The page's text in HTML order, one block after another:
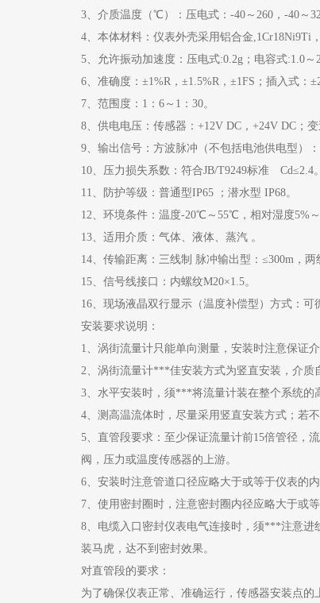
3、介质温度（℃）：压电式：-40～260，-40～
4、本体材料：仪表外壳采用铝合金,1Cr18Ni9Ti
5、允许振动加速度：压电式:0.2g；电容式:1.0～
6、准确度：±1%R，±1.5%R，±1FS；插入式：
7、范围度：1：6～1：30。
8、供电电压：传感器：+12V DC，+24V DC；
9、输出信号：方波脉冲（不包括电池供电型）
10、压力损失系数：符合JB/T9249标准 Cd≤2.4。
11、防护等级：普通型IP65 ；潜水型 IP68。
12、环境条件：温度-20℃～55℃，相对湿度5%～
13、适用介质：气体、液体、蒸汽 。
14、传输距离：三线制 脉冲输出型：≤300m，
15、信号线接口：内螺纹M20×1.5。
16、现场液晶双行显示（温度补偿型）方式：
安装要求说明：
1、涡街流量计只能单向测量，安装时注意保证
2、涡街流量计***佳安装方式为竖直安装，介质
3、水平安装时，须***将流量计装在整个系统
4、测高温流体时，尽量采用竖直安装方式；若
5、直管段要求：至少保证流量计前15倍管径，
阀，压力或温度传感器的上游。
6、安装时注意管道口径应略大于或等于仪表的内
7、使用密封圈时，注意密封圈内径应略大于或
8、电缆入口密封仪表电气连接时，须***注意进
装马虎，达不到密封效果。
对直管段的要求：
为了确保仪表正常、准确运行，传感器安装点